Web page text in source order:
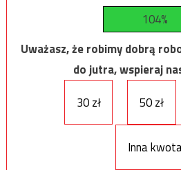
104%
Uważasz, że robimy dobrą
do jutra, wspieraj
30 zł
50 zł
Inna